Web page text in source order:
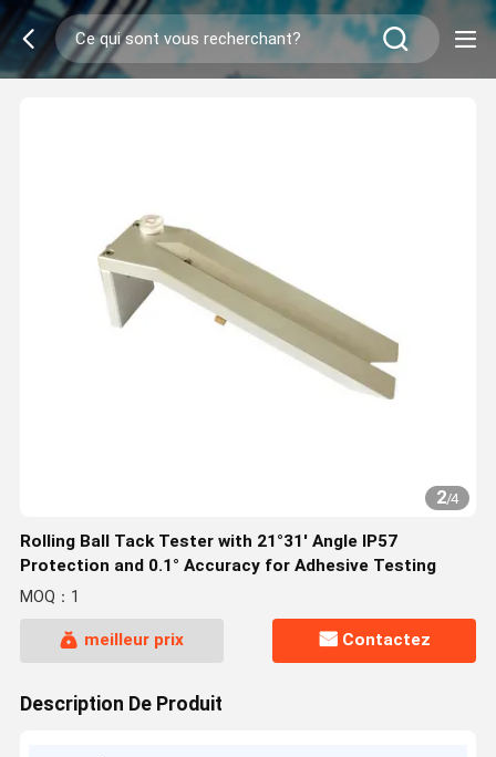
2/4
Rolling Ball Tack Tester with 21°31' Angle IP57
Protection and 0.1° Accuracy for Adhesive Testing
MOQ：1
meilleur prix Contactez
Description De Produit